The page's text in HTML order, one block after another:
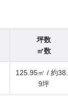
坪数
㎡数
125.95㎡ / 約
9坪